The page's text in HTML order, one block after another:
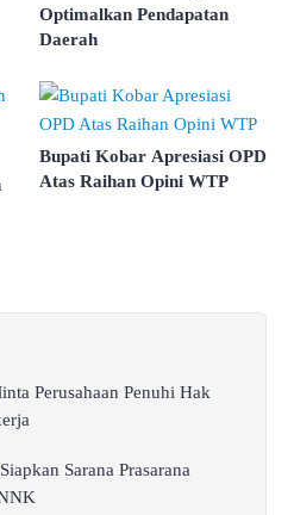
Optimalkan Pendapatan
Daerah
Bupati Kobar Apresiasi OPD
Atas Raihan Opini WTP
Perusahaan Penuhi Hak
Sarana Prasarana